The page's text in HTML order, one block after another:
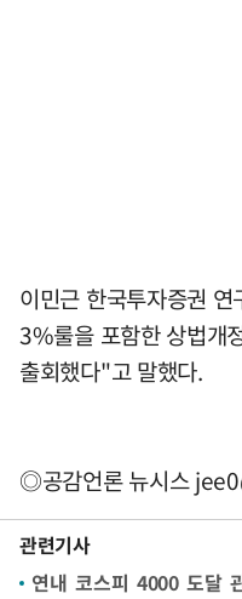
이민근 한국투자증권
3%룰을 포함한 상법개
출회했다"고 말했다.
◎공감언론 뉴시스
관련기사
연내 코스피 4000 도달